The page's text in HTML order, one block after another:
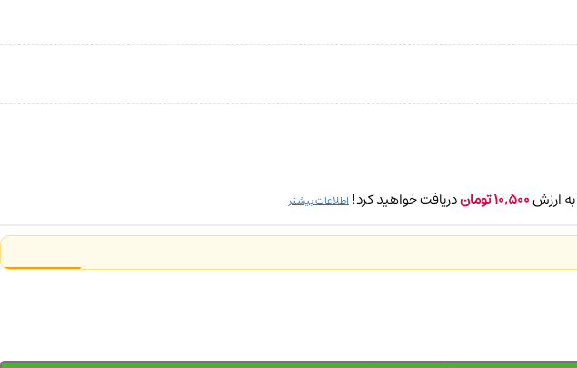
به ارزش10,500توماندریافت خواهید کرد! اطلاعات بیشتر